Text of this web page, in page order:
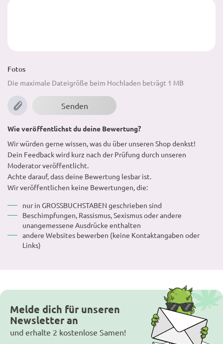
Fotos
Die maximale Dateigröße beim Hochladen beträgt 1 MB
Senden
Wie veröffentlichst du deine Bewertung?
Wir würden gerne wissen, was du über unseren Shop denkst!
Dein Feedback wird kurz nach der Prüfung durch unseren
Moderator veröffentlicht.
Achte darauf, dass deine Bewertung lesbar ist.
Wir veröffentlichen keine Bewertungen, die:
nur in GROSSBUCHSTABEN geschrieben sind
Beschimpfungen, Rassismus, Sexismus oder andere
unangemessene Ausdrücke enthalten
andere Websites bewerben (keine Kontaktangaben oder
Links)
Melde dich für unseren
Newsletter an
und erhalte 2 kostenlose Samen!